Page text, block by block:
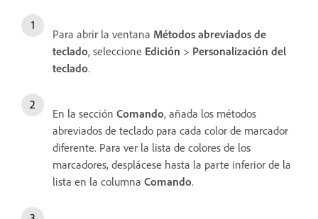
Para abrir la ventana Métodos abreviados de
teclado, seleccione Edición > Personalización del
teclado.
En la sección Comando, añada los métodos
abreviados de teclado para cada color de marcador
diferente. Para ver la lista de colores de los
marcadores, desplácese hasta la parte inferior de la
lista en la columna Comando.